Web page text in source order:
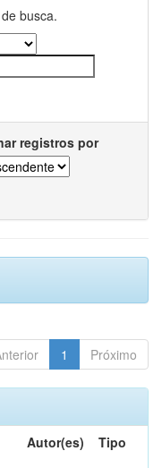
busca.
registros por
1 Próximo
Autor(es) Tipo